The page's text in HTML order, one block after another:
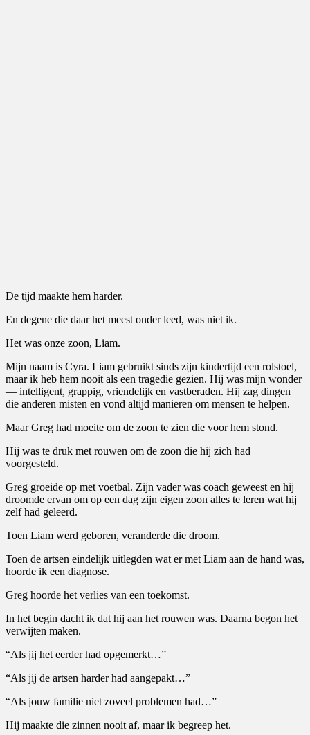
De tijd maakte hem harder.
En degene die daar het meest onder leed, was niet ik.
Het was onze zoon, Liam.
Mijn naam is Cyra. Liam gebruikt sinds zijn kindertijd een rolstoel,
maar ik heb hem nooit als een tragedie gezien. Hij was mijn wonder
— intelligent, grappig, vriendelijk en vastberaden. Hij zag dingen
die anderen misten en vond altijd manieren om mensen te helpen.
Maar Greg had moeite om de zoon te zien die voor hem stond.
Hij was te druk met rouwen om de zoon die hij zich had
voorgesteld.
Greg groeide op met voetbal. Zijn vader was coach geweest en hij
droomde ervan om op een dag zijn eigen zoon alles te leren wat hij
zelf had geleerd.
Toen Liam werd geboren, veranderde die droom.
Toen de artsen eindelijk uitlegden wat er met Liam aan de hand was,
hoorde ik een diagnose.
Greg hoorde het verlies van een toekomst.
In het begin dacht ik dat hij aan het rouwen was. Daarna begon het
verwijten maken.
“Als jij het eerder had opgemerkt…”
“Als jij de artsen harder had aangepakt…”
“Als jouw familie niet zoveel problemen had…”
Hij maakte die zinnen nooit af, maar ik begreep het.